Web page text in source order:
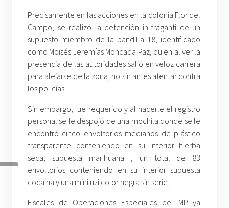
Precisamente en las acciones en la colonia Flor del
Campo, se realizó la detención in fraganti de un
supuesto miembro de la pandilla 18, identificado
como Moisés Jeremías Moncada Paz, quien al ver la
presencia de las autoridades salió en veloz carrera
para alejarse de la zona, no sin antes atentar contra
los policías.
Sin embargo, fue requerido y al hacerle el registro
personal se le despojó de una mochila donde se le
encontró cinco envoltorios medianos de plástico
transparente conteniendo en su interior hierba
seca, supuesta marihuana , un total de 83
envoltorios conteniendo en su interior supuesta
cocaína y una mini uzi color negra sin serie.
Fiscales de Operaciones Especiales del MP ya